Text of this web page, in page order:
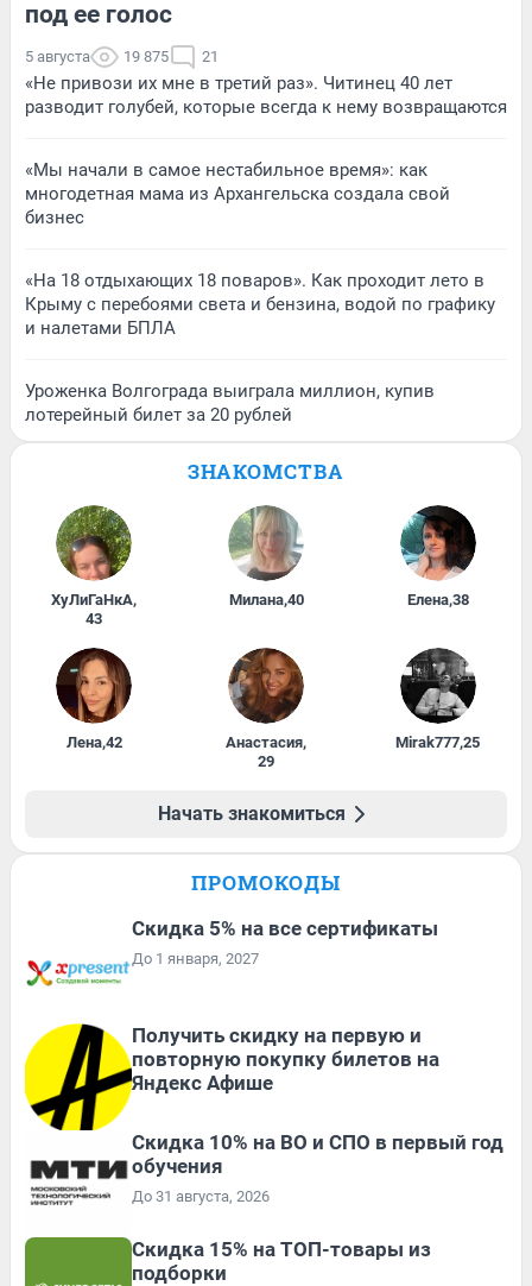
под ее голос
5 августа 19 875 21
«Не привози их мне в третий раз». Читинец 40 лет
разводит голубей, которые всегда к нему возвращаются
«Мы начали в самое нестабильное время»: как
многодетная мама из Архангельска создала свой
бизнес
«На 18 отдыхающих 18 поваров». Как проходит лето в
Крыму с перебоями света и бензина, водой по графику
и налетами БПЛА
Уроженка Волгограда выиграла миллион, купив
лотерейный билет за 20 рублей
ЗНАКОМСТВА
ХуЛиГаНкА,
43
Милана,40 Елена,38
Лена,42 Анастасия,
29
Mirak777,25
Начать знакомиться
ПРОМОКОДЫ
Скидка 5% на все сертификаты
До 1 января, 2027
Получить скидку на первую и
повторную покупку билетов на
Яндекс Афише
Скидка 10% на ВО и СПО в первый год
обучения
До 31 августа, 2026
Скидка 15% на ТОП-товары из
подборки